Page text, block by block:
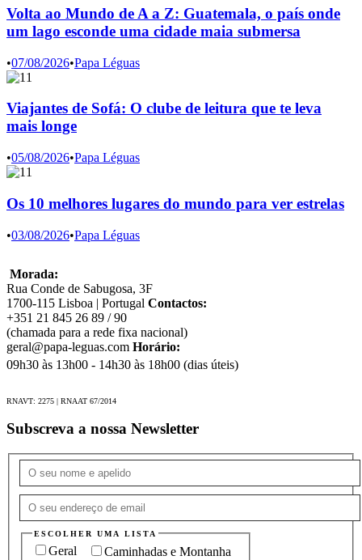
Volta ao Mundo de A a Z: Guatemala, o país onde
um lago esconde uma cidade maia submersa
•07/08/2026•Papa Léguas
Viajantes de Sofá: O clube de leitura que te leva
mais longe
•05/08/2026•Papa Léguas
Os 10 melhores lugares do mundo para ver estrelas
•03/08/2026•Papa Léguas
Morada:
Rua Conde de Sabugosa, 3F
1700-115 Lisboa | Portugal Contactos:
+351 21 845 26 89 / 90
(chamada para a rede fixa nacional)
geral@papa-leguas.com Horário:
09h30 às 13h00 - 14h30 às 18h00 (dias úteis)
RNAVT: 2275 | RNAAT 67/2014
Subscreva a nossa Newsletter
ESCOLHER UMA LISTA
Geral
Caminhadas e Montanha